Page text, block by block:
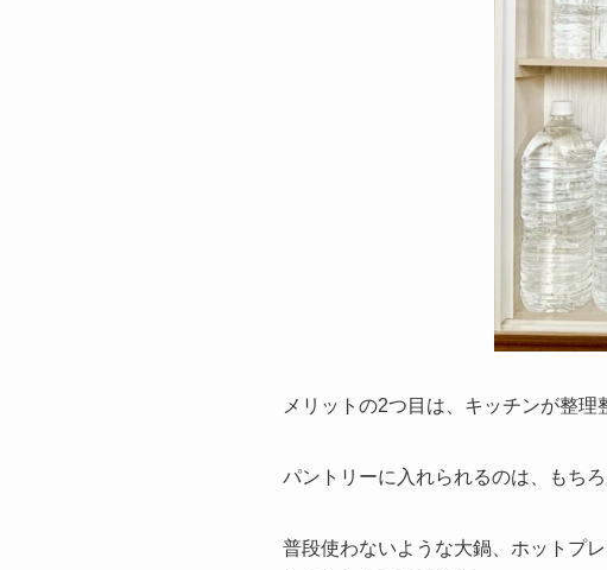
メリットの2つ目は、 キッチンが整理
パントリーに入れられるのは、もち
普段使わないような大鍋、ホットプ